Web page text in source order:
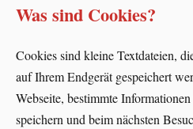
Was sind Cookies?
Cookies sind kleine Textdateien,
auf Ihrem Endgerät gespeichert
Webseite, bestimmte
speichern und beim nächsten